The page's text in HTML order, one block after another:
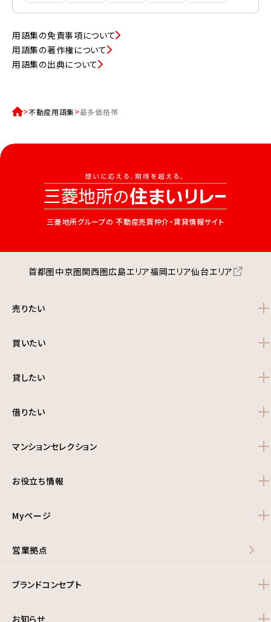
用語集の免責事項について
用語集の著作権について
用語集の出典について
不動産用語集 最多価格帯
三菱地所グループの 不動産売買仲介・賃貸情報サイト
首都圏中京圏関西圏広島エリア福岡エリア仙台エリア
売りたい
買いたい
貸したい
借りたい
マンションセレクション
お役立ち情報
Myページ
営業拠点
ブランドコンセプト
お知らせ